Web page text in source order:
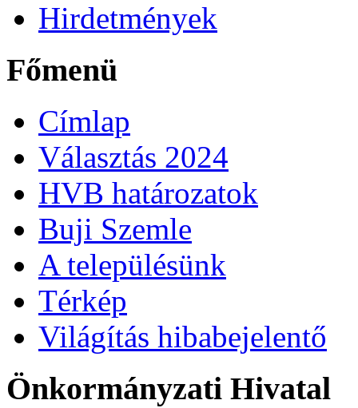
Hirdetmények
Főmenü
Címlap
Választás 2024
HVB határozatok
Buji Szemle
A településünk
Térkép
Világítás hibabejelentő
Önkormányzati Hivatal